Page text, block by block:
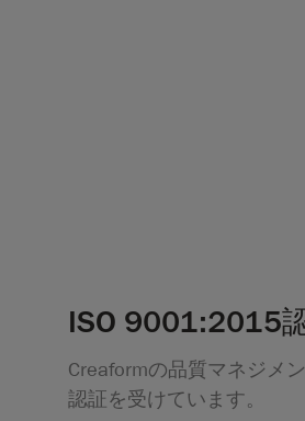
ISO 9001:2015
Creaformの品質マネジメ
認証を受けています。